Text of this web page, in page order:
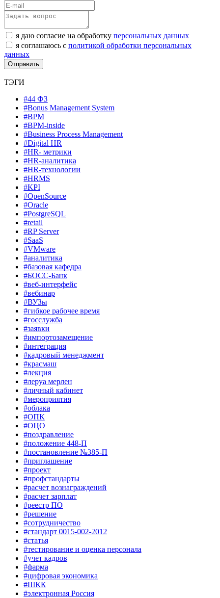
я даю согласие на обработку персональных данных
я соглашаюсь с политикой обработки персональных
данных
ТЭГИ
#44 ФЗ
#Bonus Management System
#BPM
#BPM-inside
#Business Process Management
#Digital HR
#HR- метрики
#HR-аналитика
#HR-технологии
#HRMS
#KPI
#OpenSource
#Oracle
#PostgreSQL
#retail
#RP Server
#SaaS
#VMware
#аналитика
#базовая кафедра
#БОСС-Банк
#веб-интерфейс
#вебинар
#ВУЗы
#гибкое рабочее время
#госслужба
#заявки
#импортозамещение
#интеграция
#кадровый менеджмент
#красмаш
#лекция
#леруа мерлен
#личный кабинет
#мероприятия
#облака
#ОПК
#ОЦО
#поздравление
#положение 448-П
#постановление №385-П
#приглашение
#проект
#профстандарты
#расчет вознаграждений
#расчет зарплат
#реестр ПО
#решение
#сотрудничество
#стандарт 0015-002-2012
#статья
#тестирование и оценка персонала
#учет кадров
#фарма
#цифровая экономика
#ШКК
#электронная Россия